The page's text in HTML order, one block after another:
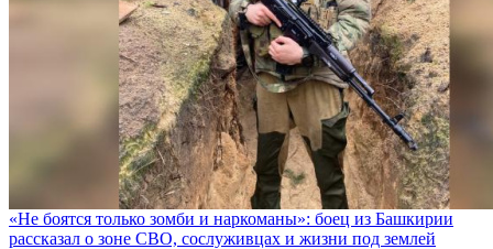
«Не боятся только зомби и наркоманы»: боец из Башкирии
рассказал о зоне СВО, сослуживцах и жизни под землей